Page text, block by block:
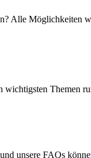
Alle Möglichkeiten
wichtigsten Themen
unsere FAQs